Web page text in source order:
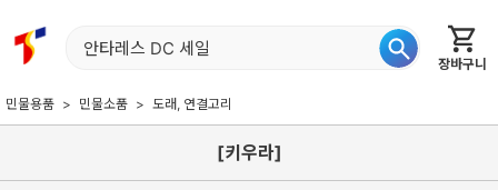
장바구니
홈 신상품 재입고 베스트
민물용품 민물소품 도래, 연결고리
[키우라]